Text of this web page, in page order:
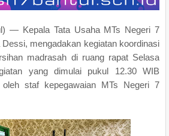
— Kepala Tata Usaha MTs Negeri 7
mengadakan kegiatan koordinasi
madrasah di ruang rapat Selasa
yang dimulai pukul 12.30 WIB
staf kepegawaian MTs Negeri 7